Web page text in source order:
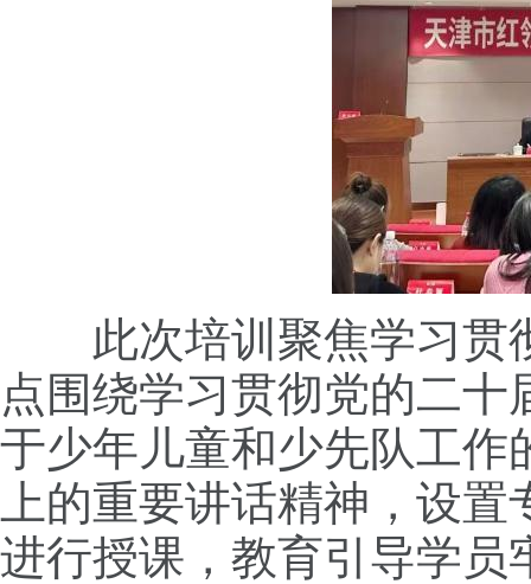
此次培训聚焦学习贯
点围绕学习贯彻党的二
于少年儿童和少先队工作
上的重要讲话精神，设
进行授课，教育引导学员